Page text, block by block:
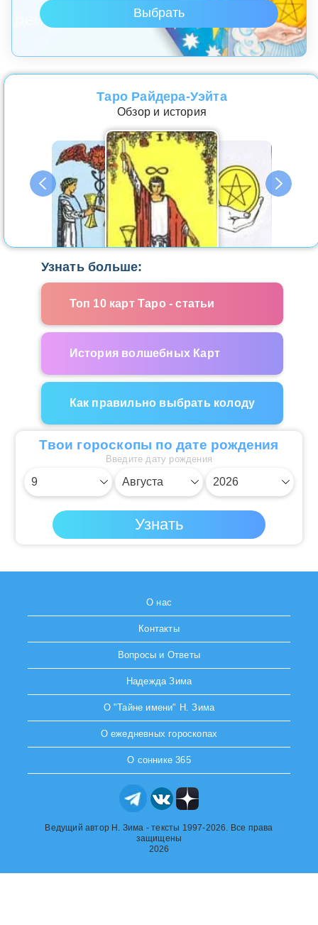
Таро Райдера-Уэйта
Обзор и история
Узнать больше:
Топ 10 карт Таро - статьи
История волшебных Карт
Как правильно выбрать колоду
Твои гороскопы по дате рождения
Введите дату рождения
О нас
Контакты
Вопросы и Ответы
Надежда Зима
О "Тайне имени" Н. Зима
О ежедневных гороскопах
О соннике 365
Ведущий автор Н. Зима - тексты 1997-2026. Все права
защищены
2026